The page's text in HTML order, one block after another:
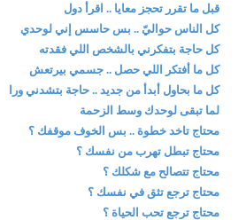
قبل ما تقرر تحجز معايا .. اقرأ دول
كل الناس حواليّ .. بس حاسس إني لوحدي
كل حاجة بتفكرني بالشخص اللي فقدته
كل ما أفتكر اللي حصل .. جسمي بيرتعش
كل ما بحاول أبدأ من جديد .. حاجة بتشدني ورا
لما تبقى لوحدك وسط الزحمة
محتاج تاخد خطوة .. بس الخوف موقفك ؟
محتاج تبطل تهرب من نفسك ؟
محتاج تتصالح مع شكلك ؟
محتاج ترجع تثق في نفسك ؟
محتاج ترجع تحب الحياة ؟